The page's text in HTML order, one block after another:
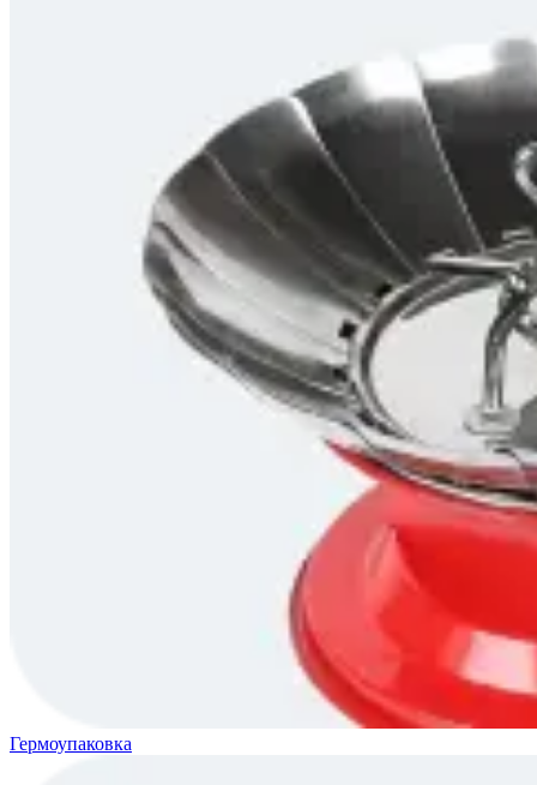
Гермоупаковка